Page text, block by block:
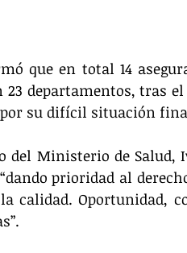
que en total 14
23 departamentos, tras
su difícil situación
del Ministerio de Salud,
prioridad al
calidad. Oportunidad,